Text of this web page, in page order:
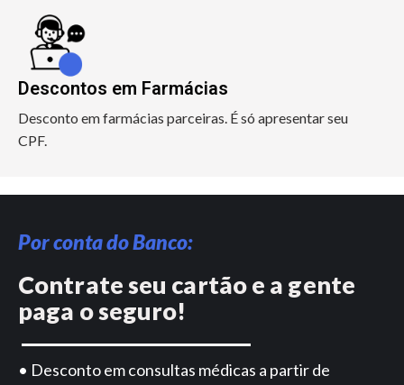
Descontos em Farmácias
Desconto em farmácias parceiras. É só apresentar seu
CPF.
Por conta do Banco:
Contrate seu cartão e a gente
paga o seguro!
• Desconto em consultas médicas a partir de